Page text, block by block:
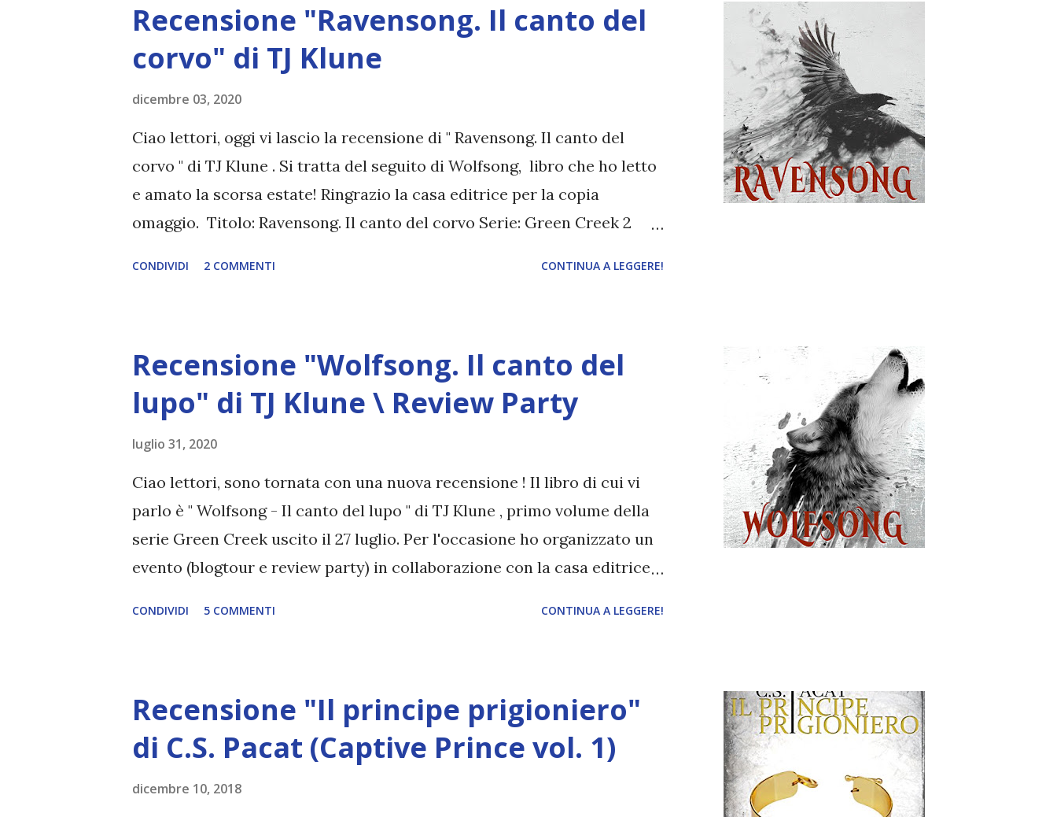
infestare i miei sogni. È suo fratello mezzosangue, il principe che sta al
suo fianco. Lui è peccato e oscurità, e le sue promesse sussurrate
all'orecchio mi fanno bramare un uomo che non posso avere. Anche i
miei pensieri fanno di me una traditrice del regno che ho giurato di
proteggere. Quando la corte del sangue attacca, sono costretta a fare
scelte per le quali non sono prepara...
Recensione "Ravensong. Il canto del
corvo" di TJ Klune
dicembre 03, 2020
Ciao lettori, oggi vi lascio la recensione di " Ravensong. Il canto del
corvo " di TJ Klune . Si tratta del seguito di Wolfsong, libro che ho letto
e amato la scorsa estate! Ringrazio la casa editrice per la copia
omaggio. Titolo: Ravensong. Il canto del corvo Serie: Green Creek 2
montagna in cui vive, giurando di non lasciarsi più coinvolgere dagli
affari dei lupi. Avrebbe dovuto bastargli. E gli è bastato, finché i lupi non
sono tornati, e con loro anche Mark Bennett. Alla fine, hanno affrontato
la bestia insieme, come un branco… e hanno vinto. Un anno dopo,
Gordo si ritrova ancora una volta a essere lo stregone del branco dei
Bennett. Green Creek ha trovato un equilibrio dopo la morte di Richard
C...
CONDIVIDI 2 COMMENTI CONTINUA A LEGGERE!
Recensione "Wolfsong. Il canto del
lupo" di TJ Klune \ Review Party
luglio 31, 2020
Ciao lettori, sono tornata con una nuova recensione ! Il libro di cui vi
parlo è " Wolfsong - Il canto del lupo " di TJ Klune , primo volume della
serie Green Creek uscito il 27 luglio. Per l'occasione ho organizzato un
evento (blogtour e review party) in collaborazione con la casa editrice
Editore: Triskell Edizioni Anno: 2020 (ita) \ 2016 (eng) Compra a 4,49€
Ox aveva dodici anni quando suo padre gli impartì una lezione davvero
importante. Gli disse che non valeva niente e che la gente non lo
avrebbe mai compreso. Poi andò via. Ox aveva sedici anni quando
CONDIVIDI 5 COMMENTI CONTINUA A LEGGERE!
Recensione "Il principe prigioniero"
di C.S. Pacat (Captive Prince vol. 1)
dicembre 10, 2018